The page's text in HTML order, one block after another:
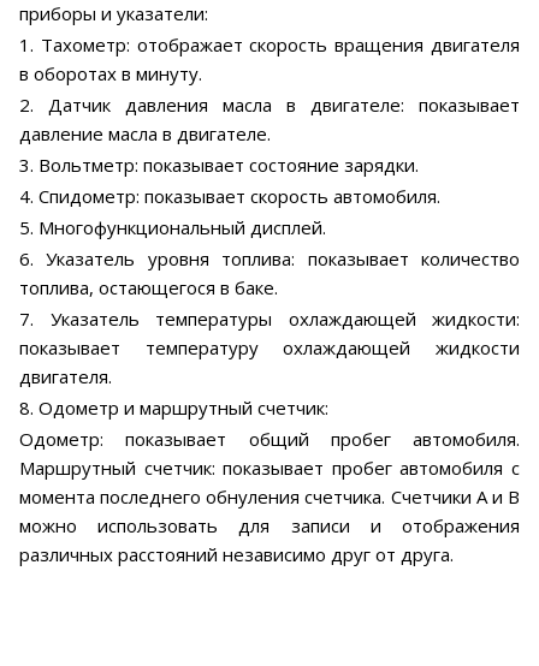
приборы и указатели:
1. Тахометр: отображает скорость вращения двигателя
в оборотах в минуту.
2. Датчик давления масла в двигателе: показывает
давление масла в двигателе.
3. Вольтметр: показывает состояние зарядки.
4. Спидометр: показывает скорость автомобиля.
5. Многофункциональный дисплей.
6. Указатель уровня топлива: показывает количество
топлива, остающегося в баке.
7. Указатель температуры охлаждающей жидкости:
показывает температуру охлаждающей жидкости
двигателя.
8. Одометр и маршрутный счетчик:
Одометр: показывает общий пробег автомобиля.
Маршрутный счетчик: показывает пробег автомобиля с
момента последнего обнуления счетчика. Счетчики А и В
можно использовать для записи и отображения
различных расстояний независимо друг от друга.